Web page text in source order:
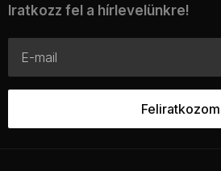
Iratkozz fel a hírlevelünkre!